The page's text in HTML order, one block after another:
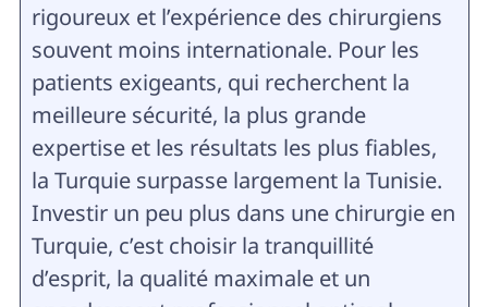
rigoureux et l’expérience des chirurgiens
souvent moins internationale. Pour les
patients exigeants, qui recherchent la
meilleure sécurité, la plus grande
expertise et les résultats les plus fiables,
la Turquie surpasse largement la Tunisie.
Investir un peu plus dans une chirurgie en
Turquie, c’est choisir la tranquillité
d’esprit, la qualité maximale et un